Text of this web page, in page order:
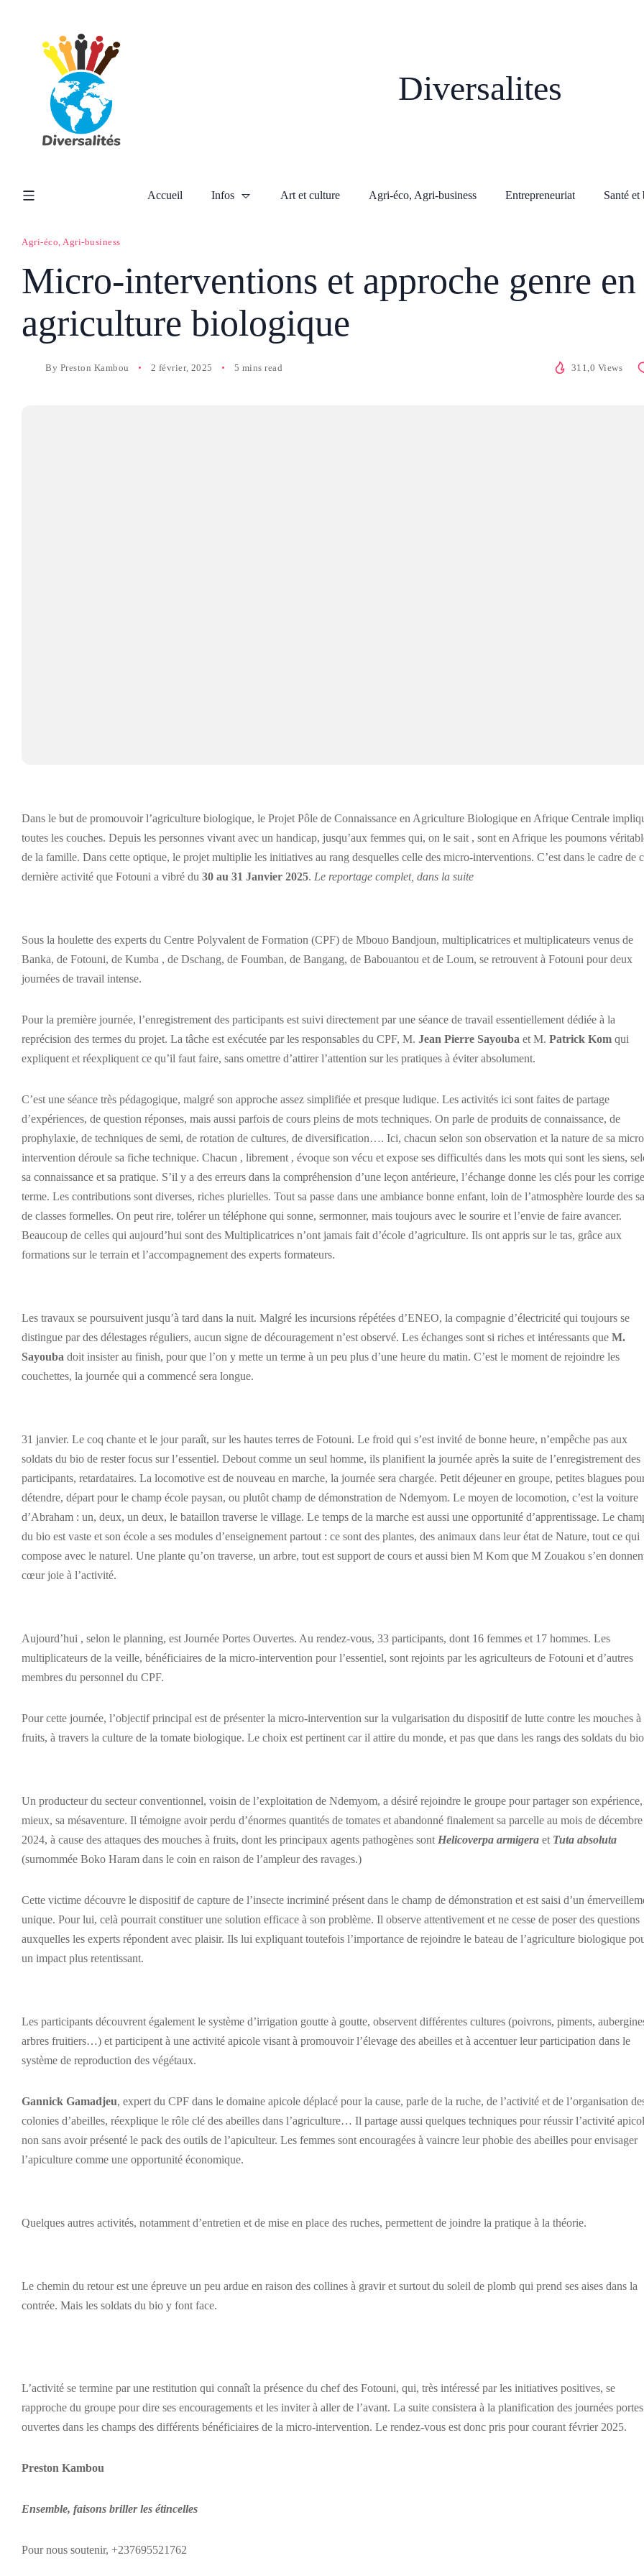
Diversalites
Accueil Infos Art et culture Agri-éco, Agri-business Entrepreneuriat Santé et
Agri-éco, Agri-business
Micro-interventions et approche genre en
agriculture biologique
By Preston Kambou 2 février, 2025 5 mins read 311,0 Views
Dans le but de promouvoir l’agriculture biologique, le Projet Pôle de Connaissance en Agriculture Biologique en Afrique Centrale
toutes les couches. Depuis les personnes vivant avec un handicap, jusqu’aux femmes qui, on le sait , sont en Afrique les poumons
de la famille. Dans cette optique, le projet multiplie les initiatives au rang desquelles celle des micro-interventions. C’est dans le cadre de
dernière activité que Fotouni a vibré du 30 au 31 Janvier 2025. Le reportage complet, dans la suite
Sous la houlette des experts du Centre Polyvalent de Formation (CPF) de Mbouo Bandjoun, multiplicatrices et multiplicateurs venus de
Banka, de Fotouni, de Kumba , de Dschang, de Foumban, de Bangang, de Babouantou et de Loum, se retrouvent à Fotouni pour deux
journées de travail intense.
Pour la première journée, l’enregistrement des participants est suivi directement par une séance de travail essentiellement dédiée à la
reprécision des termes du projet. La tâche est exécutée par les responsables du CPF, M. Jean Pierre Sayouba et M. Patrick Kom qui
expliquent et réexpliquent ce qu’il faut faire, sans omettre d’attirer l’attention sur les pratiques à éviter absolument.
C’est une séance très pédagogique, malgré son approche assez simplifiée et presque ludique. Les activités ici sont faites de partage
d’expériences, de question réponses, mais aussi parfois de cours pleins de mots techniques. On parle de produits de connaissance, de
prophylaxie, de techniques de semi, de rotation de cultures, de diversification…. Ici, chacun selon son observation et la nature de sa
intervention déroule sa fiche technique. Chacun , librement , évoque son vécu et expose ses difficultés dans les mots qui sont les siens,
sa connaissance et sa pratique. S’il y a des erreurs dans la compréhension d’une leçon antérieure, l’échange donne les clés pour les
terme. Les contributions sont diverses, riches plurielles. Tout sa passe dans une ambiance bonne enfant, loin de l’atmosphère lourde des
de classes formelles. On peut rire, tolérer un téléphone qui sonne, sermonner, mais toujours avec le sourire et l’envie de faire avancer.
Beaucoup de celles qui aujourd’hui sont des Multiplicatrices n’ont jamais fait d’école d’agriculture. Ils ont appris sur le tas, grâce aux
formations sur le terrain et l’accompagnement des experts formateurs.
Les travaux se poursuivent jusqu’à tard dans la nuit. Malgré les incursions répétées d’ENEO, la compagnie d’électricité qui toujours se
distingue par des délestages réguliers, aucun signe de découragement n’est observé. Les échanges sont si riches et intéressants que M.
Sayouba doit insister au finish, pour que l’on y mette un terme à un peu plus d’une heure du matin. C’est le moment de rejoindre les
couchettes, la journée qui a commencé sera longue.
31 janvier. Le coq chante et le jour paraît, sur les hautes terres de Fotouni. Le froid qui s’est invité de bonne heure, n’empêche pas aux
soldats du bio de rester focus sur l’essentiel. Debout comme un seul homme, ils planifient la journée après la suite de l’enregistrement des
participants, retardataires. La locomotive est de nouveau en marche, la journée sera chargée. Petit déjeuner en groupe, petites blagues
détendre, départ pour le champ école paysan, ou plutôt champ de démonstration de Ndemyom. Le moyen de locomotion, c’est la voiture
d’Abraham : un, deux, un deux, le bataillon traverse le village. Le temps de la marche est aussi une opportunité d’apprentissage. Le
du bio est vaste et son école a ses modules d’enseignement partout : ce sont des plantes, des animaux dans leur état de Nature, tout ce qui
compose avec le naturel. Une plante qu’on traverse, un arbre, tout est support de cours et aussi bien M Kom que M Zouakou s’en
cœur joie à l’activité.
Aujourd’hui , selon le planning, est Journée Portes Ouvertes. Au rendez-vous, 33 participants, dont 16 femmes et 17 hommes. Les
multiplicateurs de la veille, bénéficiaires de la micro-intervention pour l’essentiel, sont rejoints par les agriculteurs de Fotouni et d’autres
membres du personnel du CPF.
Pour cette journée, l’objectif principal est de présenter la micro-intervention sur la vulgarisation du dispositif de lutte contre les mouches à
fruits, à travers la culture de la tomate biologique. Le choix est pertinent car il attire du monde, et pas que dans les rangs des soldats du
Un producteur du secteur conventionnel, voisin de l’exploitation de Ndemyom, a désiré rejoindre le groupe pour partager son
mieux, sa mésaventure. Il témoigne avoir perdu d’énormes quantités de tomates et abandonné finalement sa parcelle au mois de décembre
2024, à cause des attaques des mouches à fruits, dont les principaux agents pathogènes sont Helicoverpa armigera et Tuta absoluta
(surnommée Boko Haram dans le coin en raison de l’ampleur des ravages.)
Cette victime découvre le dispositif de capture de l’insecte incriminé présent dans le champ de démonstration et est saisi d’un
unique. Pour lui, celà pourrait constituer une solution efficace à son problème. Il observe attentivement et ne cesse de poser des questions
auxquelles les experts répondent avec plaisir. Ils lui expliquant toutefois l’importance de rejoindre le bateau de l’agriculture biologique
un impact plus retentissant.
Les participants découvrent également le système d’irrigation goutte à goutte, observent différentes cultures (poivrons, piments,
arbres fruitiers…) et participent à une activité apicole visant à promouvoir l’élevage des abeilles et à accentuer leur participation dans le
système de reproduction des végétaux.
Gannick Gamadjeu, expert du CPF dans le domaine apicole déplacé pour la cause, parle de la ruche, de l’activité et de l’organisation
colonies d’abeilles, réexplique le rôle clé des abeilles dans l’agriculture… Il partage aussi quelques techniques pour réussir l’activité
non sans avoir présenté le pack des outils de l’apiculteur. Les femmes sont encouragées à vaincre leur phobie des abeilles pour envisager
l’apiculture comme une opportunité économique.
Quelques autres activités, notamment d’entretien et de mise en place des ruches, permettent de joindre la pratique à la théorie.
Le chemin du retour est une épreuve un peu ardue en raison des collines à gravir et surtout du soleil de plomb qui prend ses aises dans la
contrée. Mais les soldats du bio y font face.
L’activité se termine par une restitution qui connaît la présence du chef des Fotouni, qui, très intéressé par les initiatives positives, se
rapproche du groupe pour dire ses encouragements et les inviter à aller de l’avant. La suite consistera à la planification des journées portes
ouvertes dans les champs des différents bénéficiaires de la micro-intervention. Le rendez-vous est donc pris pour courant février 2025.
Preston Kambou
Ensemble, faisons briller les étincelles
Pour nous soutenir, +237695521762